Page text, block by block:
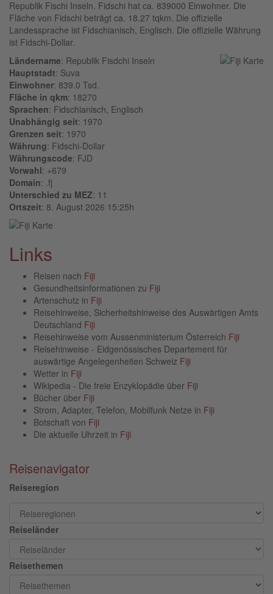
Republik Fischi Inseln. Fidschi hat ca. 839000 Einwohner. Die
Fläche von Fidschi beträgt ca. 18.27 tqkm. Die offizielle
Landessprache ist Fidschianisch, Englisch. Die offizielle Währung
ist Fidschi-Dollar.
Ländername: Republik Fisdchi Inseln
Hauptstadt: Suva
Einwohner: 839.0 Tsd.
Fläche in qkm: 18270
Sprachen: Fidschianisch, Englisch
Unabhängig seit: 1970
Grenzen seit: 1970
Währung: Fidschi-Dollar
Währungscode: FJD
Vorwahl: +679
Domain: .fj
Unterschied zu MEZ: 11
Ortszeit: 8. August 2026 15:25h
Links
Reisen nach Fiji
Gesundheitsinformationen zu Fiji
Artenschutz in Fiji
Reisehinweise, Sicherheitshinweise des Auswärtigen Amts
Deutschland Fiji
Reisehinweise vom Aussenministerium Österreich Fiji
Reisehinweise - Eidgenössisches Departement für
auswärtige Angelegenheiten Schweiz Fiji
Wetter in Fiji
Wikipedia - Die freie Enzyklopädie über Fiji
Bücher über Fiji
Strom, Adapter, Telefon, Mobilfunk Netze in Fiji
Botschaft von Fiji
Die aktuelle Uhrzeit in Fiji
Reisenavigator
Reiseregion
Reiseländer
Reisethemen